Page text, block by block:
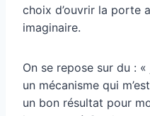
choix d’ouvrir la porte
imaginaire.
On se repose sur du : «
un mécanisme qui
un bon résultat pour